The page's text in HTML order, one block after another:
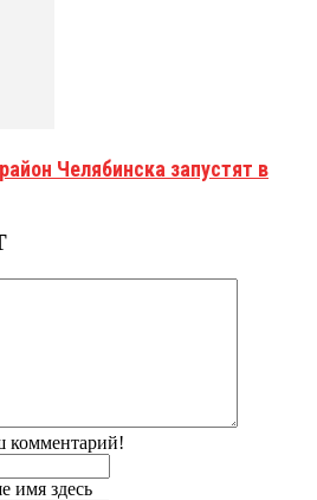
Челябинска запустят в
комментарий!
имя здесь